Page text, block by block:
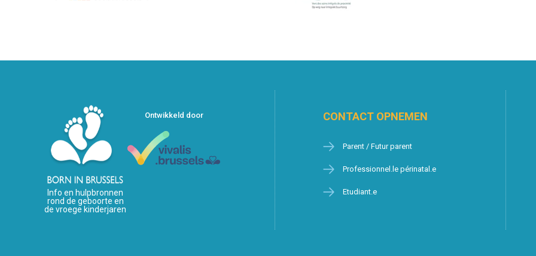
Info en hulpbronnen
rond de geboorte en
de vroege kinderjaren
Ontwikkeld door CONTACT OPNEMEN
Parent / Futur parent
Professionnel.le périnatal.e
Etudiant.e